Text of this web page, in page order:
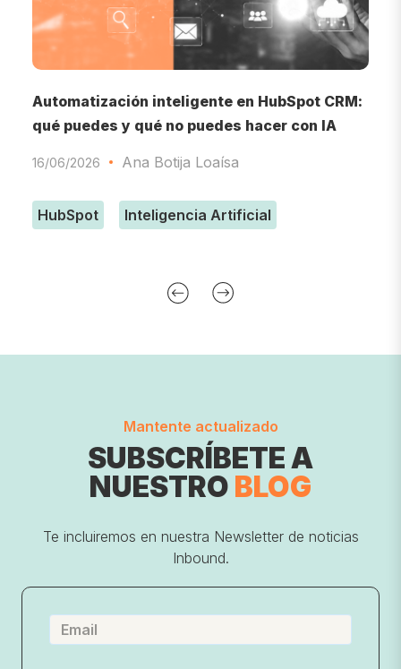
Automatización inteligente en HubSpot CRM:
qué puedes y qué no puedes hacer con IA
16/06/2026 Ana Botija Loaísa
HubSpot Inteligencia Artificial
Mantente actualizado
SUBSCRÍBETE A
NUESTRO BLOG
Te incluiremos en nuestra Newsletter de noticias
Inbound.